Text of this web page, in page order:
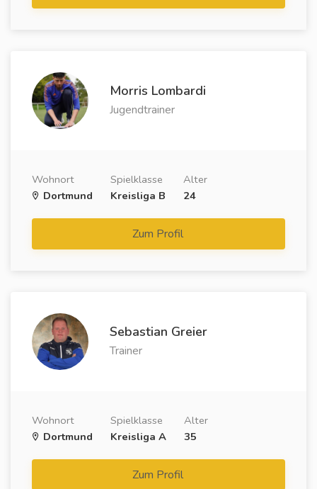
Morris Lombardi
Jugendtrainer
Wohnort
Dortmund
Spielklasse
Kreisliga B
Alter
24
Zum Profil
Sebastian Greier
Trainer
Wohnort
Dortmund
Spielklasse
Kreisliga A
Alter
35
Zum Profil